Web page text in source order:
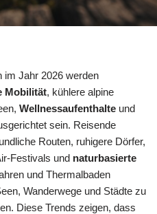
im Jahr 2026 werden
Mobilität, kühlere alpine
Wellnessaufenthalte und
sein. Reisende
Routen, ruhigere Dörfer,
Festivals und naturbasierte
und Thermalbaden
Wanderwege und Städte zu
Diese Trends zeigen, dass